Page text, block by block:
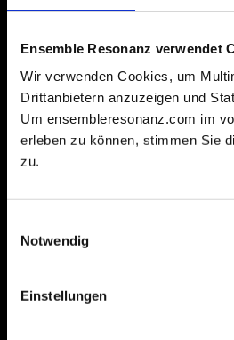
Ensemble Resonanz verwendet
Wir verwenden Cookies, um
Drittanbietern anzuzeigen und
Um ensembleresonanz.com im
erleben zu können, stimmen Sie
zu.
Notwendig
Einstellungen